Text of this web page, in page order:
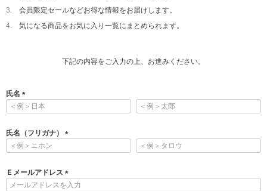
会員限定セールなどお得な情報をお届けします。
気になる商品をお気に入り一覧にまとめられます。
下記の内容をご入力の上、お進みください。
氏名
(
須
)
氏名（フリガナ）
)
Ｅメールアドレス
(